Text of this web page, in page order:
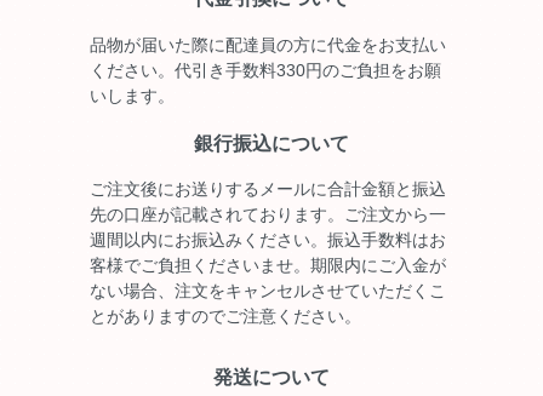
品物が届いた際に配達員の方に代金をお支払い
ください。代引き手数料330円のご負担をお願
いします。
銀行振込について
ご注文後にお送りするメールに合計金額と振込
先の口座が記載されております。ご注文から一
週間以内にお振込みください。振込手数料はお
客様でご負担くださいませ。期限内にご入金が
ない場合、注文をキャンセルさせていただくこ
とがありますのでご注意ください。
発送について